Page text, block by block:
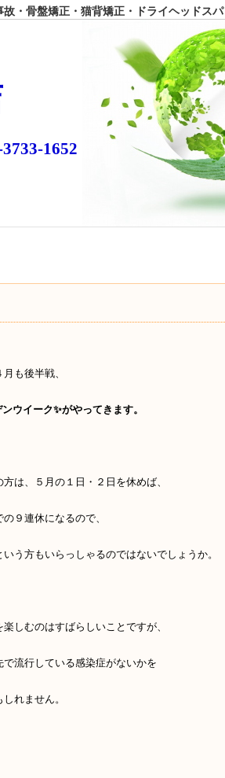
骨盤矯正・猫背矯正・ドライヘッドスパ
1652
も後半戦、
ウイーク✨がやってきます。
は、５月の１日・２日を休めば、
９連休になるので、
う方もいらっしゃるのではないでしょうか。
しむのはすばらしいことですが、
流行している感染症がないかを
れません。